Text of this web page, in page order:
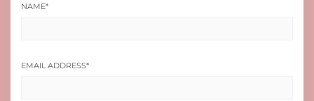
NAME*
EMAIL ADDRESS*